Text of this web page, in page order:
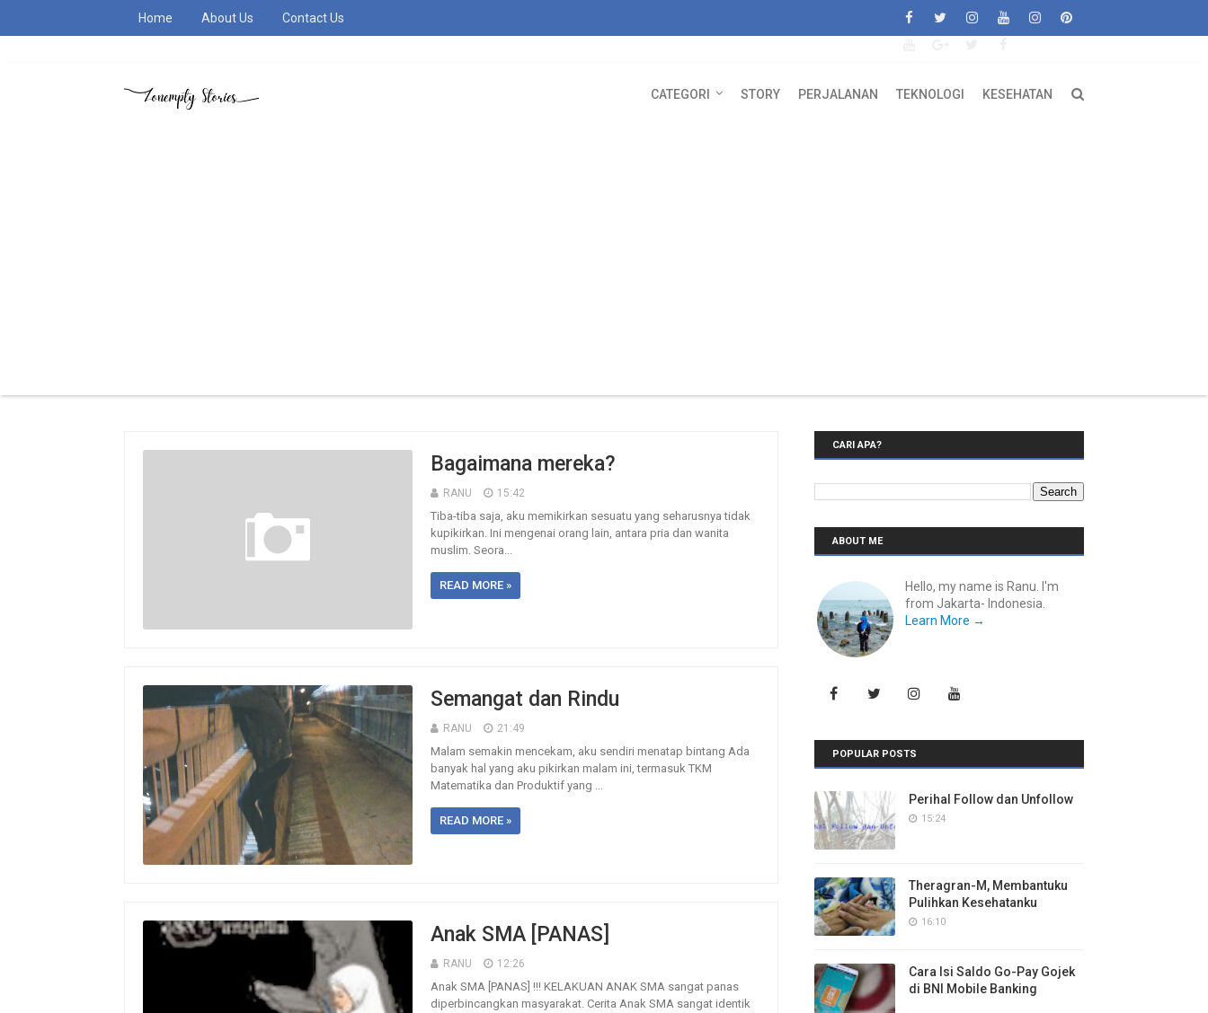
Home About Us Contact Us
CATEGORI STORY PERJALANAN TEKNOLOGI KESEHATAN
Bagaimana mereka?
RANU 15:42
Tiba-tiba saja, aku memikirkan sesuatu yang seharusnya tidak
kupikirkan. Ini mengenai orang lain, antara pria dan wanita
muslim. Seora...
READ MORE »
Semangat dan Rindu
RANU 21:49
Malam semakin mencekam, aku sendiri menatap bintang Ada
banyak hal yang aku pikirkan malam ini, termasuk TKM
Matematika dan Produktif yang ...
READ MORE »
Anak SMA [PANAS]
RANU 12:26
Anak SMA [PANAS] !!! KELAKUAN ANAK SMA sangat panas
diperbincangkan masyarakat. Cerita Anak SMA sangat identik
CARI APA?
ABOUT ME
Hello, my name is Ranu. I'm
from Jakarta- Indonesia.
Learn More →
POPULAR POSTS
Perihal Follow dan Unfollow
15:24
Theragran-M, Membantuku
Pulihkan Kesehatanku
16:10
Cara Isi Saldo Go-Pay Gojek
di BNI Mobile Banking